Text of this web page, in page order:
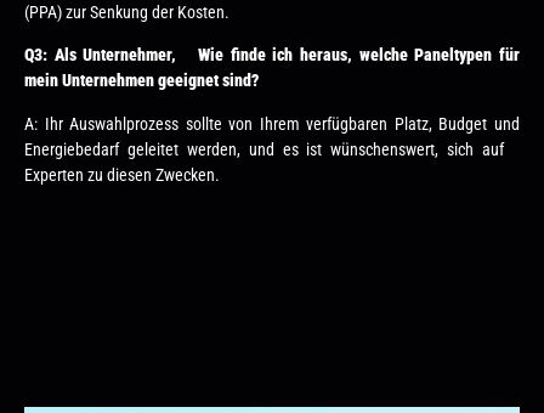
(PPA) zur Senkung der Kosten.
Q3: Als Unternehmer, Wie finde ich heraus, welche Paneltypen für
mein Unternehmen geeignet sind?
A: Ihr Auswahlprozess sollte von Ihrem verfügbaren Platz, Budget und
Energiebedarf geleitet werden, und es ist wünschenswert, sich auf
Experten zu diesen Zwecken.